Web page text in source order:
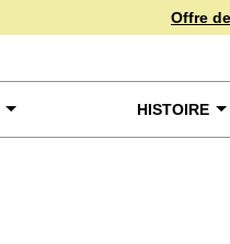
Offre
HISTOIRE